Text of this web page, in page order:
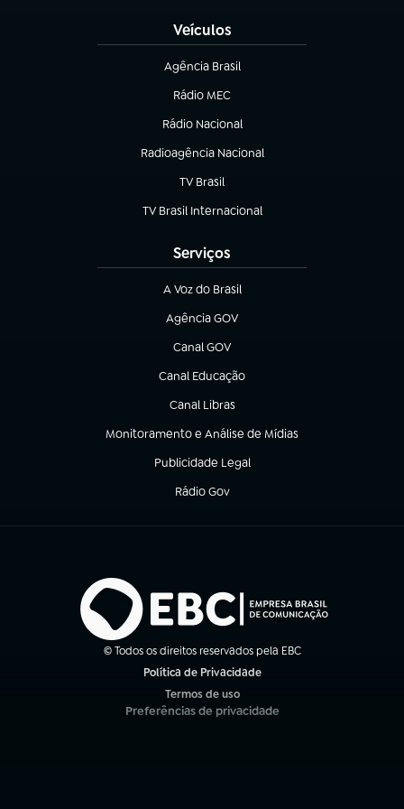
Veículos
Agência Brasil
(abre em nova aba)
Rádio MEC
(abre em nova aba)
Rádio Nacional
Radioagência Nacional
(abre em nova aba)
TV Brasil
(abre em nova aba)
TV Brasil Internacional
(abre em nova aba)
Serviços
A Voz do Brasil
(abre em nova aba)
Agência GOV
(abre em nova aba)
Canal GOV
(abre em nova aba)
Canal Educação
(abre em nova aba)
Canal Libras
(abre em nova aba)
Monitoramento e Análise de Mídias
(abre em nova aba)
Publicidade Legal
(abre em nova aba)
Rádio Gov
(abre em nova aba)
© Todos os direitos reservados pela EBC
Política de Privacidade
Termos de uso
(abre em nova aba)
Preferências de privacidade